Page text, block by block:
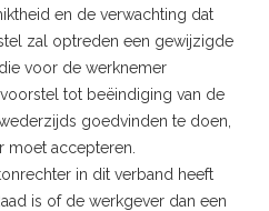
en de verwachting dat
zal optreden een gewijzigde
voor de werknemer
tot beëindiging van de
goedvinden te doen,
accepteren.
in dit verband heeft
is of de werkgever dan een